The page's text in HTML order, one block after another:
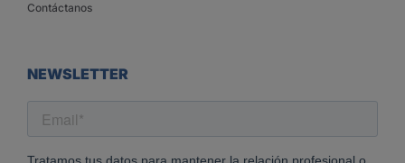
Contáctanos
NEWSLETTER